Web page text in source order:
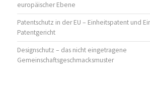
europäischer Ebene
Patentschutz in der EU – Einheitspatent und
Patentgericht
Designschutz – das nicht eingetragene
Gemeinschaftsgeschmacksmuster